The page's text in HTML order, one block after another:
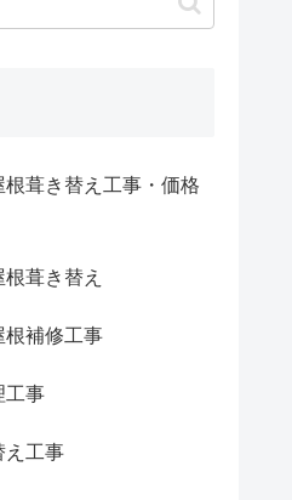
葺き替え工事・価格
葺き替え
根補修工事
工事
え工事